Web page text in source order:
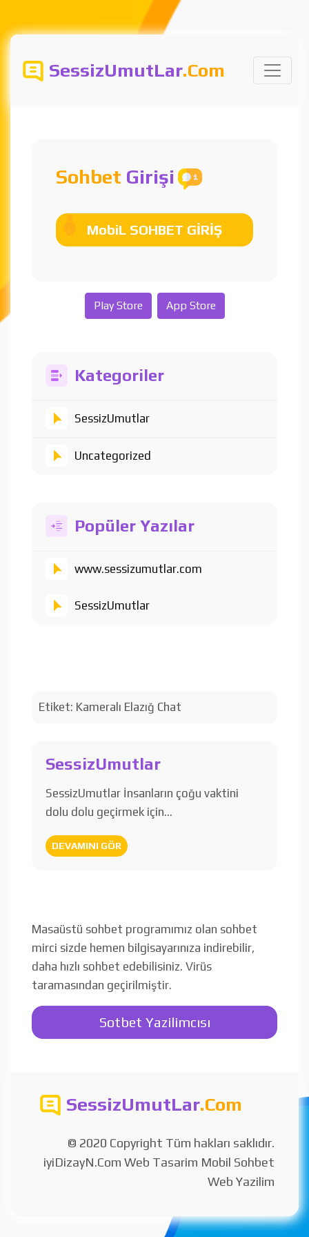
SessizUmutLar.Com
Sohbet Girişi
MobiL SOHBET GİRİŞ
Play Store App Store
Kategoriler
SessizUmutlar
Uncategorized
Popüler Yazılar
www.sessizumutlar.com
SessizUmutlar
Etiket: Kameralı Elazığ Chat
SessizUmutlar
SessizUmutlar İnsanların çoğu vaktini
dolu dolu geçirmek için…
DEVAMINI GÖR
Masaüstü sohbet programımız olan sohbet
mirci sizde hemen bilgisayarınıza indirebilir,
daha hızlı sohbet edebilisiniz. Virüs
taramasından geçirilmiştir.
Sotbet Yazilimcısı
SessizUmutLar.Com
© 2020 Copyright Tüm hakları saklıdır.
iyiDizayN.Com Web Tasarim Mobil Sohbet
Web Yazilim